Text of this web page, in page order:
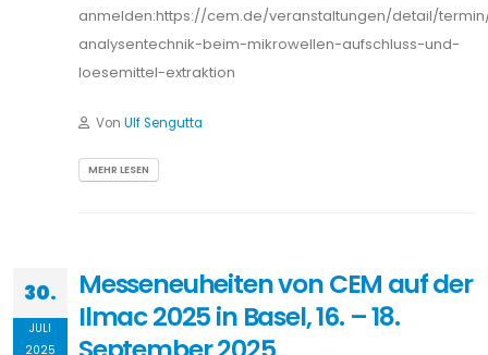
anmelden:https://cem.de/veranstaltungen/detail/
analysentechnik-beim-mikrowellen-aufschluss-und-
loesemittel-extraktion
Von Ulf Sengutta
MEHR LESEN
30.
JULI
2025
Messeneuheiten von CEM auf der
Ilmac 2025 in Basel, 16. – 18.